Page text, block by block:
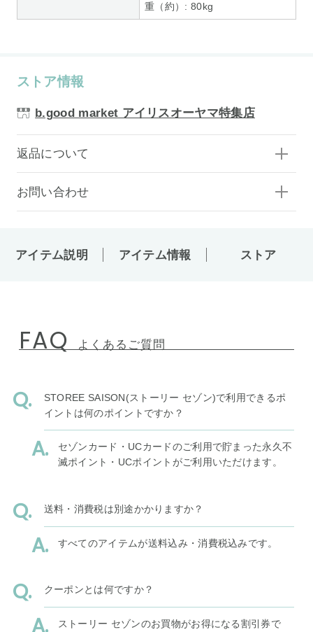
重（約）: 80kg
ストア情報
b.good market アイリスオーヤマ特集店
返品について
お問い合わせ
アイテム説明 アイテム情報 ストア
FAQ よくあるご質問
STOREE SAISON(ストーリー セゾン)で利用できるポ
イントは何のポイントですか？
セゾンカード・UCカードのご利用で貯まった永久不
滅ポイント・UCポイントがご利用いただけます。
送料・消費税は別途かかりますか？
すべてのアイテムが送料込み・消費税込みです。
クーポンとは何ですか？
ストーリー セゾンのお買物がお得になる割引券で